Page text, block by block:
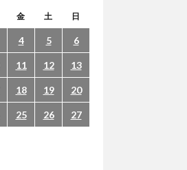
金 土 日
4 5 6
11 12 13
18 19 20
25 26 27